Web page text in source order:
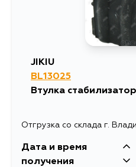
JIKIU
BL13025
Втулка
Отгрузка со склада г.
Дата и время
получения